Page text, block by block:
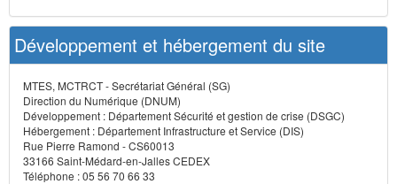
Développement et hébergement du site
MTES, MCTRCT - Secrétariat Général (SG)
Direction du Numérique (DNUM)
Développement : Département Sécurité et gestion de crise (DSGC)
Hébergement : Département Infrastructure et Service (DIS)
Rue Pierre Ramond - CS60013
33166 Saint-Médard-en-Jalles CEDEX
Téléphone : 05 56 70 66 33